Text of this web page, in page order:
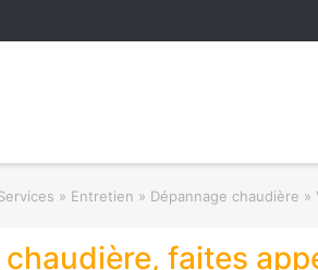
» Entretien » Dépannage chaudière »
chaudière, faites